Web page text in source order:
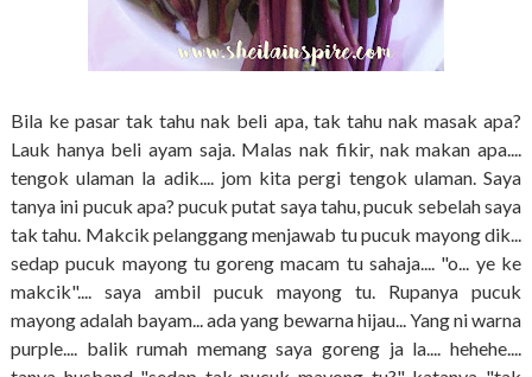
Bila ke pasar tak tahu nak beli apa, tak tahu nak masak apa?
Lauk hanya beli ayam saja. Malas nak fikir, nak makan apa....
tengok ulaman la adik.... jom kita pergi tengok ulaman. Saya
tanya ini pucuk apa? pucuk putat saya tahu, pucuk sebelah saya
tak tahu. Makcik pelanggang menjawab tu pucuk mayong dik...
sedap pucuk mayong tu goreng macam tu sahaja.... "o... ye ke
makcik".... saya ambil pucuk mayong tu. Rupanya pucuk
mayong adalah bayam... ada yang bewarna hijau... Yang ni warna
purple.... balik rumah memang saya goreng ja la.... hehehe....